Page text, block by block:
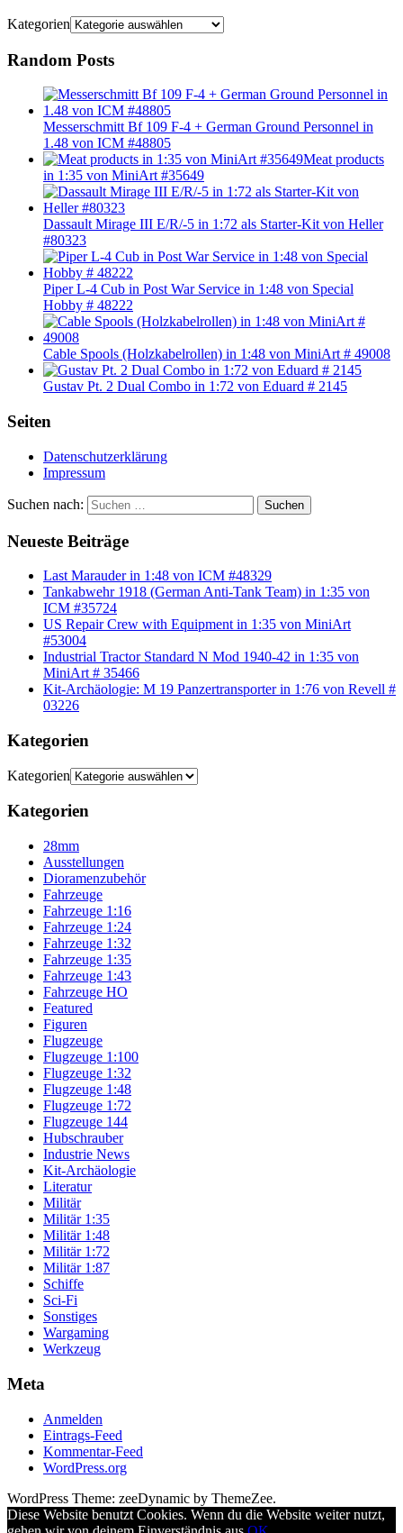
Kategorien
Random Posts
Messerschmitt Bf 109 F-4 + German Ground Personnel in
1.48 von ICM #48805
Meat products
in 1:35 von MiniArt #35649
Dassault Mirage III E/R/-5 in 1:72 als Starter-Kit von Heller
#80323
Piper L-4 Cub in Post War Service in 1:48 von Special
Hobby # 48222
Cable Spools (Holzkabelrollen) in 1:48 von MiniArt # 49008
Gustav Pt. 2 Dual Combo in 1:72 von Eduard # 2145
Seiten
Datenschutzerklärung
Impressum
Suchen nach: Suchen
Neueste Beiträge
Last Marauder in 1:48 von ICM #48329
Tankabwehr 1918 (German Anti-Tank Team) in 1:35 von
ICM #35724
US Repair Crew with Equipment in 1:35 von MiniArt
#53004
Industrial Tractor Standard N Mod 1940-42 in 1:35 von
MiniArt # 35466
Kit-Archäologie: M 19 Panzertransporter in 1:76 von Revell #
03226
Kategorien
Kategorien
Kategorien
28mm
Ausstellungen
Dioramenzubehör
Fahrzeuge
Fahrzeuge 1:16
Fahrzeuge 1:24
Fahrzeuge 1:32
Fahrzeuge 1:35
Fahrzeuge 1:43
Fahrzeuge HO
Featured
Figuren
Flugzeuge
Flugzeuge 1:100
Flugzeuge 1:32
Flugzeuge 1:48
Flugzeuge 1:72
Flugzeuge 144
Hubschrauber
Industrie News
Kit-Archäologie
Literatur
Militär
Militär 1:35
Militär 1:48
Militär 1:72
Militär 1:87
Schiffe
Sci-Fi
Sonstiges
Wargaming
Werkzeug
Meta
Anmelden
Eintrags-Feed
Kommentar-Feed
WordPress.org
WordPress Theme: zeeDynamic by ThemeZee.
Diese Website benutzt Cookies. Wenn du die Website weiter nutzt,